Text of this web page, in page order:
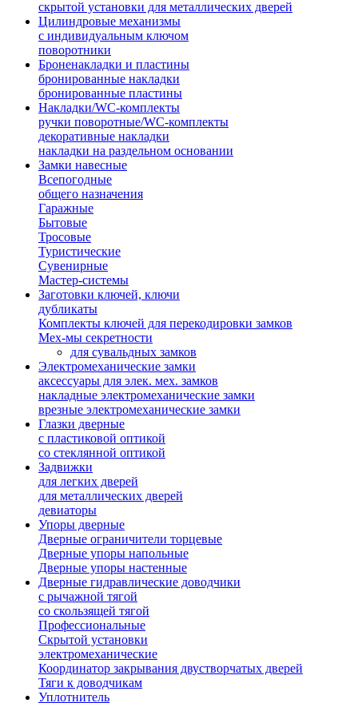
скрытой установки для металлических дверей
Цилиндровые механизмы
с индивидуальным ключом
поворотники
Броненакладки и пластины
бронированные накладки
бронированные пластины
Накладки/WC-комплекты
ручки поворотные/WC-комплекты
декоративные накладки
накладки на раздельном основании
Замки навесные
Всепогодные
общего назначения
Гаражные
Бытовые
Тросовые
Туристические
Сувенирные
Мастер-системы
Заготовки ключей, ключи
дубликаты
Комплекты ключей для перекодировки замков
Мех-мы секретности
для сувальдных замков
Электромеханические замки
аксессуары для элек. мех. замков
накладные электромеханические замки
врезные электромеханические замки
Глазки дверные
с пластиковой оптикой
со стеклянной оптикой
Задвижки
для легких дверей
для металлических дверей
девиаторы
Упоры дверные
Дверные ограничители торцевые
Дверные упоры напольные
Дверные упоры настенные
Дверные гидравлические доводчики
с рычажной тягой
со скользящей тягой
Профессиональные
Скрытой установки
электромеханические
Координатор закрывания двустворчатых дверей
Тяги к доводчикам
Уплотнитель